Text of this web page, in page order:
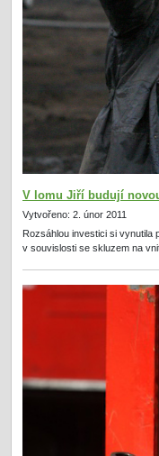
V lomu Jiří budují
Vytvořeno: 2. únor 2011
Rozsáhlou investici si vynutila
v souvislosti se skluzem na